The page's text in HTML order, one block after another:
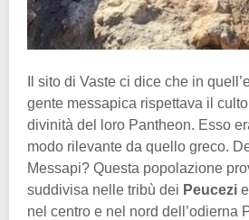
Il sito di Vaste ci dice che in
gente messapica rispettava il
divinità del loro Pantheon. Esso
modo rilevante da quello greco.
Messapi? Questa popolazione
suddivisa nelle tribù dei Peucezi
nel centro e nel nord dell’odierna